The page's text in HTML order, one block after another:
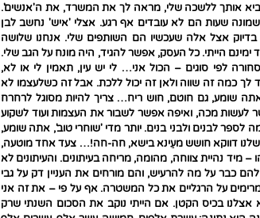
מביא אותך ללשכה שלי, מראה לך את המשרד, את ה'אנשים'.
שעות הם לא עובדים אף רגע. אצלי 'איש' נחשב לבן
בדיוק אצל אלה שעכשיו הם השותפים שלי. אנחנו שלושה
ימינם הייתי. כל העסק, אפשר להגיד, היה מונח על הגב שלי.
לפי סוגים – הכול אני… לי יש עין, תאמין לי או לא,
לך כמה זה שווה ולאן זה יכול ללכת. אבל זה כשלעצמו לא
שומע, גם חוטם, חוש ריח… צריך להיות מסוגל לרחרח
לעשות מכה, ואיפה אפשר לשבור את העצמות ועוד לשקוע
לבנים ולבני בנים. יותר מדי 'שוחרי טוב', אתה שומע,
שלנו דווקא חושש מעֵינא בישא, חה-חה!… צעד אחד מוטעה,
נהיית צווחה, מהומה, מריחה בעיתונים. והעיתונים לא
כבר על מה להרעיש, והם מורחים את העניין דק על גבי
על הרגליים את כל המשטרה. אף על פי – את זה אני
בכיס הקטן. אם הייתי נוקב את הסכום השנתי שרק